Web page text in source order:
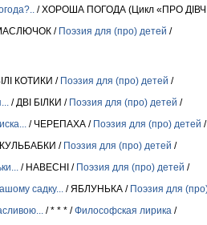
/ ХОРОША ПОГОДА (Цикл «ПРО
/ Поэзия для (про) детей /
КОТИКИ / Поэзия для (про) детей /
/ ДВІ БІЛКИ / Поэзия для (про) детей /
/ ЧЕРЕПАХА / Поэзия для (про) детей /
/ Поэзия для (про) детей /
/ НАВЕСНІ / Поэзия для (про) детей /
садку... / ЯБЛУНЬКА / Поэзия для
/ * * * /Философская лирика /